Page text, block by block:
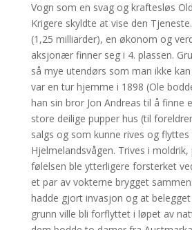
Vogn som en svag og kraftesløs
Krigere skyldte at vise den
(1,25 milliarder), en økonom og
aksjonær finner seg i 4. plassen.
så mye utendørs som man ikke kan
var en tur hjemme i 1898 (Ole
han sin bror Jon Andreas til å finne
store deilige pupper hus (til
salgs og som kunne rives og flyttes
Hjelmelandsvågen. Trives i
følelsen ble ytterligere forsterket
et par av vokterne brygget
hadde gjort invasjon og at
grunn ville bli forflyttet i løpet av